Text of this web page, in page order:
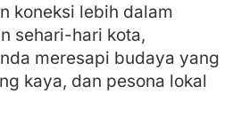
koneksi lebih dalam
sehari-hari kota,
meresapi budaya yang
kaya, dan pesona lokal